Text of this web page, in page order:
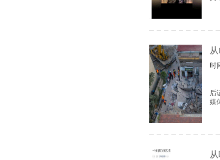
时
后
媒